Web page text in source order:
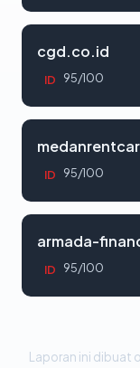
cgd.co.id
ID 95/100
ID 95/100
armada-
ID 95/100
Laporan ini dibuat